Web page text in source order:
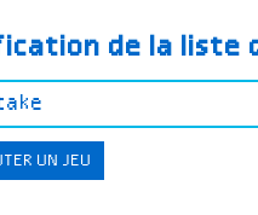
de la liste
UN JEU